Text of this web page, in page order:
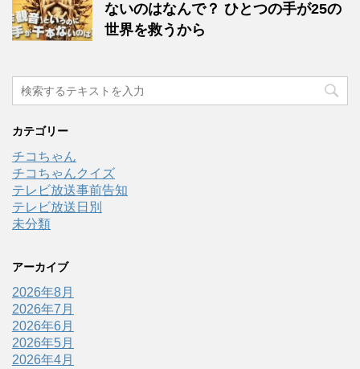
ないのはなんで？ ひとつの手が25の
世界を救うから
カテゴリー
チコちゃん
チコちゃんクイズ
テレビ放送事前告知
テレビ放送日別
未分類
アーカイブ
2026年8月
2026年7月
2026年6月
2026年5月
2026年4月